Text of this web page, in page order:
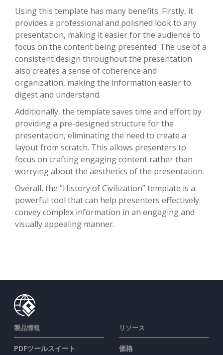
Using this template has many benefits. Firstly, it
provides a professional and polished look to any
presentation, making it easier for the audience to
focus on the content being presented. The use of a
consistent design throughout the presentation
also creates a sense of coherence and
organization, making the information easier to
digest and understand.
Additionally, the template saves time and effort by
providing a pre-designed structure for the
presentation, eliminating the need to create a
layout from scratch. This allows presenters to
focus on crafting engaging content rather than
worrying about the aesthetics of the presentation.
Overall, the “History of Civilization” template is a
powerful tool that can help presenters effectively
convey complex information in an engaging and
visually appealing manner.
製品情報
PDFツールスイート
リソース
価格